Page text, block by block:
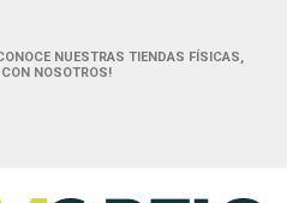
NUESTRAS TIENDAS FÍSICAS,
CON NOSOTROS!